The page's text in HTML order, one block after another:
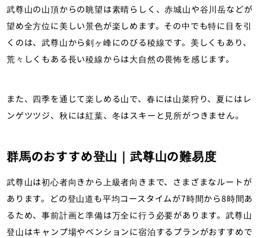
武尊山の山頂からの眺望は素晴らしく、赤城山や谷川岳などが
望め全方位に美しい景色が楽しめます。その中でも特に目を引
くのは、武尊山から剣ヶ峰にのびる稜線です。美しくもあり、
荒々しくもある長い稜線からは大自然の畏怖を感じます。
また、四季を通じて楽しめる山で、春には山菜狩り、夏にはレ
ンゲツツジ、秋には紅葉、冬はスキーと見所がつきません。
群馬のおすすめ登山｜武尊山の難易度
武尊山は初心者向きから上級者向きまで、さまざまなルートが
あります。どの登山道も平均コースタイムが7時間から8時間あ
るため、事前計画と準備は万全に行う必要があります。武尊山
登山はキャンプ場やペンションに宿泊するプランがおすすめで